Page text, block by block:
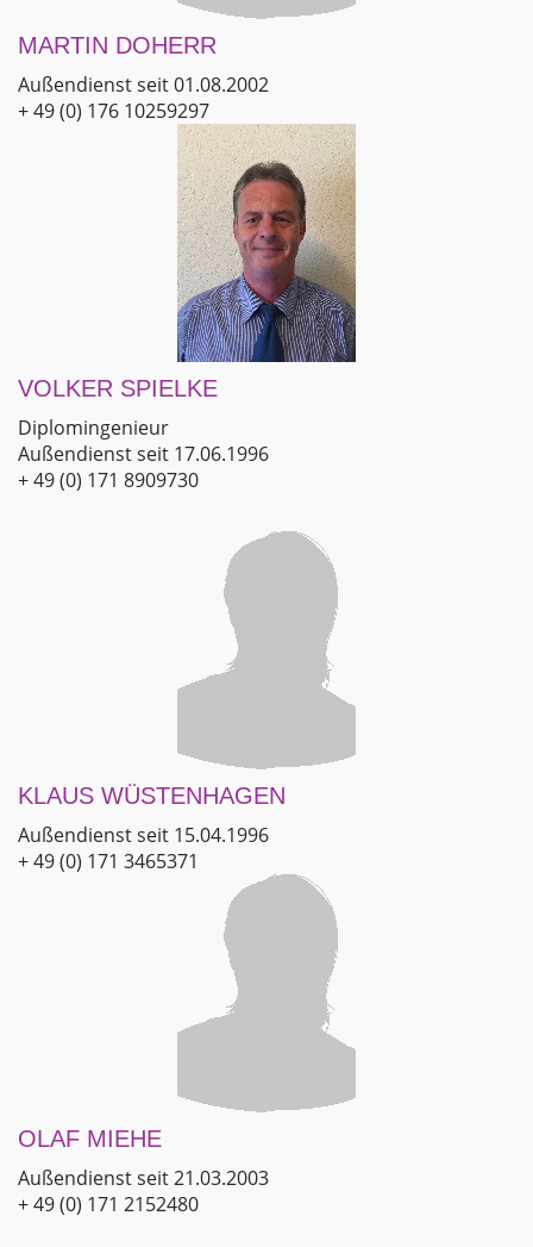
MARTIN DOHERR
Außendienst seit 01.08.2002
+ 49 (0) 176 10259297
VOLKER SPIELKE
Diplomingenieur
Außendienst seit 17.06.1996
+ 49 (0) 171 8909730
KLAUS WÜSTENHAGEN
Außendienst seit 15.04.1996
+ 49 (0) 171 3465371
OLAF MIEHE
Außendienst seit 21.03.2003
+ 49 (0) 171 2152480